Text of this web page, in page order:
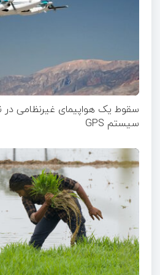
سقوط یک هواپیمای غیرنظامی در
سیستم‌ GPS